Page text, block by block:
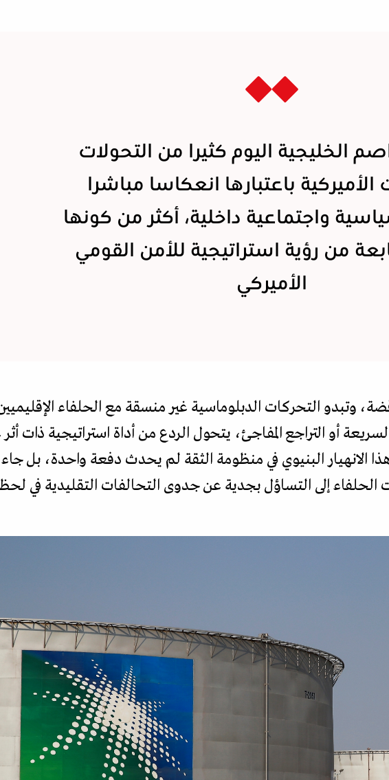
الخليجية اليوم كثيرا من التحولات
الأميركية باعتبارها انعكاسا مباشرا
واجتماعية داخلية، أكثر من كونها
من رؤية استراتيجية للأمن القومي
الأميركي
وتبدو التحركات الدبلوماسية غير منسقة مع الحلفاء
أو التراجع المفاجئ، يتحول الردع من أداة استراتيجية ذات أثر
الانهيار البنيوي في منظومة الثقة لم يحدث دفعة واحدة، بل
الحلفاء إلى التساؤل بجدية عن جدوى التحالفات التقليدية في